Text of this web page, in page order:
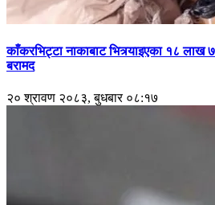
काँकरभिट्टा नाकाबाट भित्र्याइएका १८ लाख
बरामद
२० श्रावण २०८३, बुधबार ०८:१७